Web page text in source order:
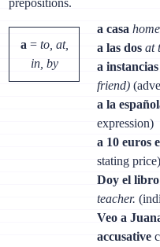
a = to, at,
in, by
a casa home
a las dos at
a
friend)
a la
expression)
a 10 euros
stating price)
Doy el
teacher.
Veo a
accusative